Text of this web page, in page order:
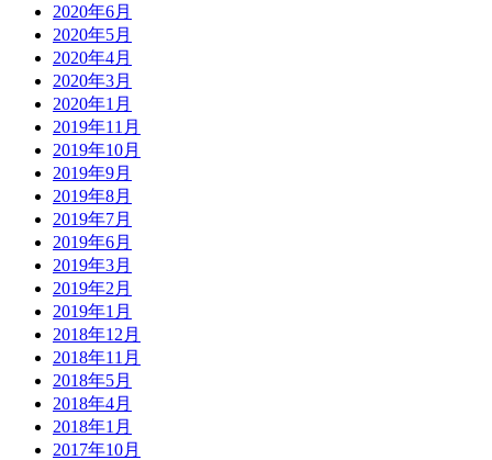
2020年6月
2020年5月
2020年4月
2020年3月
2020年1月
2019年11月
2019年10月
2019年9月
2019年8月
2019年7月
2019年6月
2019年3月
2019年2月
2019年1月
2018年12月
2018年11月
2018年5月
2018年4月
2018年1月
2017年10月